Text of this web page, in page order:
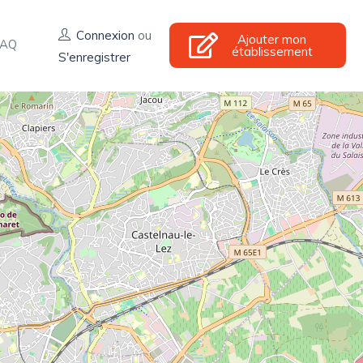
Connexion ou
S'enregistrer
Ajouter mon
établissement